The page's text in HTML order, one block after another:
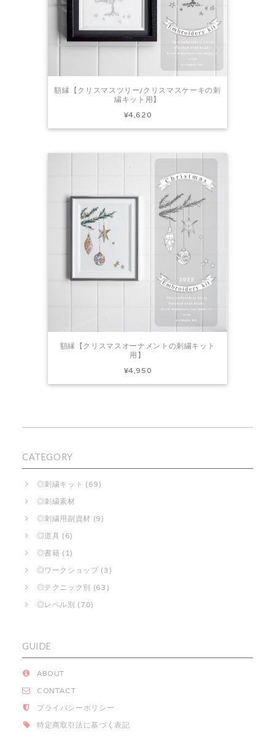
額縁【クリスマスツリー/クリスマスケーキの刺
繍キット用】
¥4,620
額縁【クリスマスオーナメントの刺繍キット
用】
¥4,950
CATEGORY
◎刺繍キット (69)
◎刺繍素材
◎刺繍用副資材 (9)
◎道具 (6)
◎書籍 (1)
◎ワークショップ (3)
◎テクニック別 (63)
◎レベル別 (70)
GUIDE
ABOUT
CONTACT
プライバシーポリシー
特定商取引法に基づく表記